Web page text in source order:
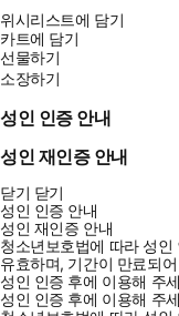
위시리스트에 담기
카트에 담기
선물하기
소장하기
성인 인증 안내
성인 재인증 안내
닫기 닫기
성인 인증 안내
성인 재인증 안내
청소년보호법에 따라 성인
유효하며, 기간이 만료되
성인 인증 후에 이용해 주
성인 인증 후에 이용해 주